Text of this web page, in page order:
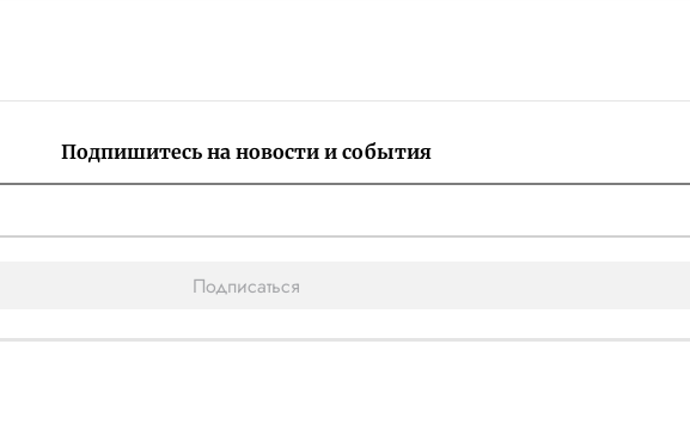
Подпишитесь на новости и события
Подписаться